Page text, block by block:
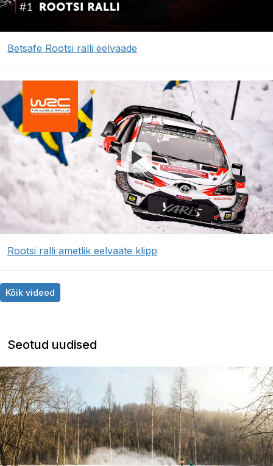
Betsafe Rootsi ralli eelvaade
Rootsi ralli ametlik eelvaate klipp
Kõik videod
Seotud uudised